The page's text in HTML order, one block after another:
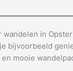
wandelen in
bijvoorbeeld
mooie